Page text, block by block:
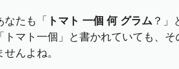
なたも「 トマト 一個 何 グラム ？」
マト一個」と書かれていても、
んよね。